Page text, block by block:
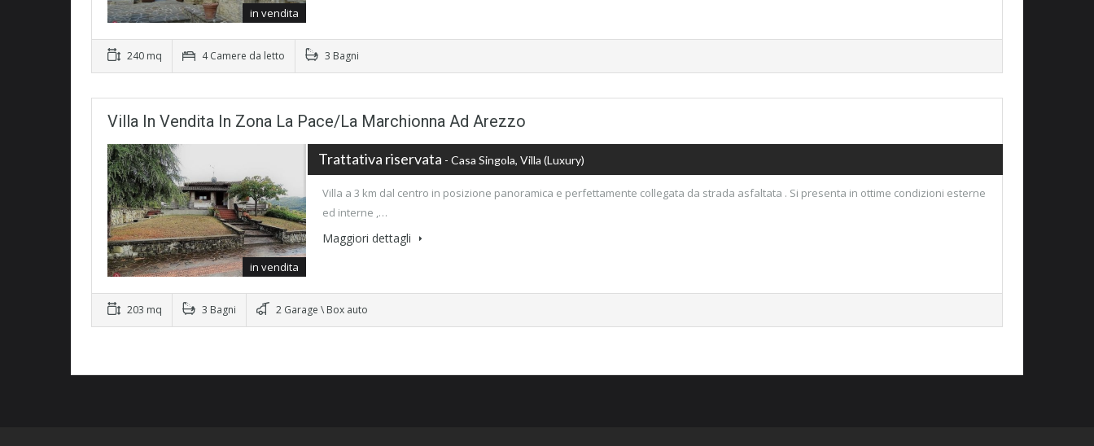
in vendita
240 mq 4 Camere da letto 3 Bagni
Villa In Vendita In Zona La Pace/La Marchionna Ad Arezzo
in vendita
Trattativa riservata - Casa Singola, Villa (luxury)
Villa a 3 km dal centro in posizione panoramica e perfettamente collegata da strada asfaltata . Si presenta in ottime condizioni esterne
ed interne ,…
Maggiori dettagli
203 mq 3 Bagni 2 Garage \ Box auto